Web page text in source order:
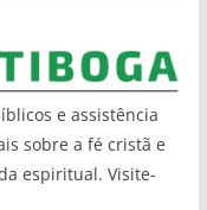
e assistência
sobre a fé cristã e
espiritual. Visite-